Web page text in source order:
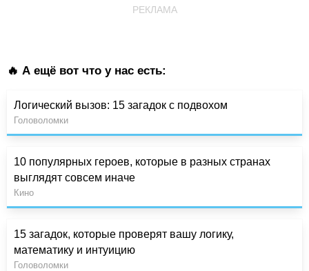
РЕКЛАМА
🔥 А ещё вот что у нас есть:
Логический вызов: 15 загадок с подвохом
Головоломки
10 популярных героев, которые в разных странах
выглядят совсем иначе
Кино
15 загадок, которые проверят вашу логику,
математику и интуицию
Головоломки